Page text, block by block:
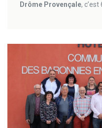
Drôme Provençale, c’est